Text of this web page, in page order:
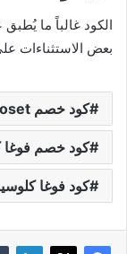
الكود غالباً ما
بعض الاستثناءات
كود خصم VogaCloset
كود خصم
كود فوغا